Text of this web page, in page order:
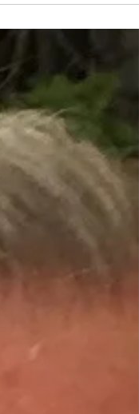
extremer Armut. Heute
10%. Milliarden von